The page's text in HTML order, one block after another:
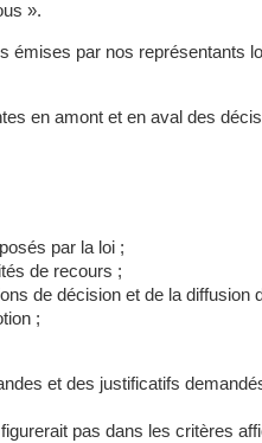
».
émises par nos représentants
en amont et en aval des
par la loi ;
de recours ;
de décision et de la diffusion
;
et des justificatifs
pas dans les critères